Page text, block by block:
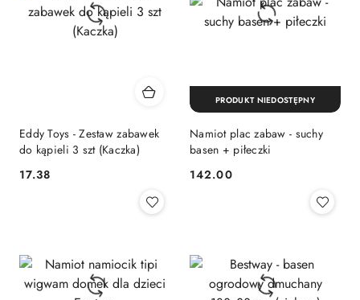
Eddy Toys - Zestaw zabawek
do kąpieli 3 szt (Kaczka)
Cena:
17.38
Namiot plac zabaw - suchy
basen + piłeczki
Cena:
142.00
PRODUKT NIEDOSTĘPNY